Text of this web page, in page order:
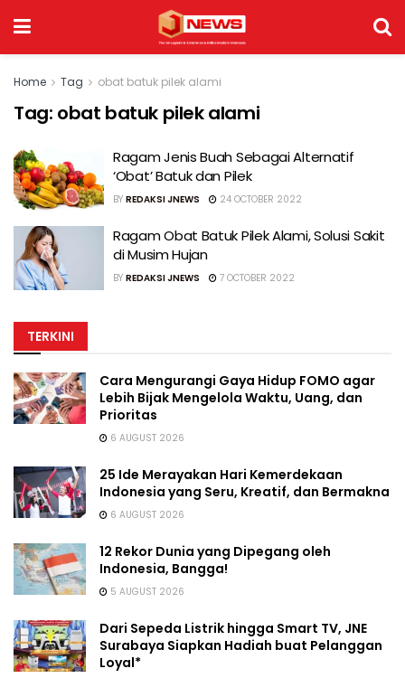
Home Tag obat batuk pilek alami
Tag: obat batuk pilek alami
Ragam Jenis Buah Sebagai Alternatif
‘Obat’ Batuk dan Pilek
BY REDAKSI JNEWS 24 OCTOBER 2022
Ragam Obat Batuk Pilek Alami, Solusi Sakit
di Musim Hujan
BY REDAKSI JNEWS 7 OCTOBER 2022
TERKINI
Cara Mengurangi Gaya Hidup FOMO agar
Lebih Bijak Mengelola Waktu, Uang, dan
Prioritas
6 AUGUST 2026
25 Ide Merayakan Hari Kemerdekaan
Indonesia yang Seru, Kreatif, dan Bermakna
6 AUGUST 2026
12 Rekor Dunia yang Dipegang oleh
Indonesia, Bangga!
5 AUGUST 2026
Dari Sepeda Listrik hingga Smart TV, JNE
Surabaya Siapkan Hadiah buat Pelanggan
Loyal*